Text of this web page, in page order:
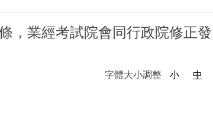
，業經考試院會同行政院修正發
字體大小調整 小 中